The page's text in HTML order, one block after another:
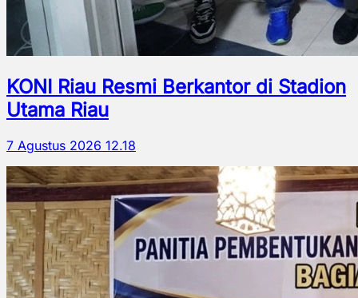
KONI Riau Resmi Berkantor di Stadion
Utama Riau
7 Agustus 2026 12.18